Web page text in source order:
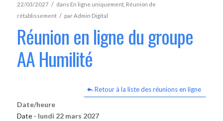
22/03/2027 / dans En ligne uniquement, Réunion de
rétablissement / parAdmin Digital
Réunion en ligne du groupe
AA Humilité
Retour à la liste des réunions en ligne
Date/heure
Date - lundi 22 mars 2027